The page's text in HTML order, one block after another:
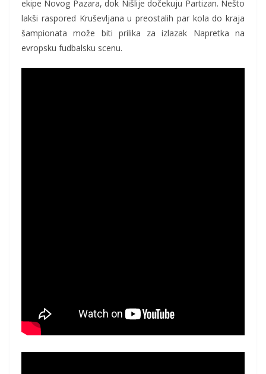
ekipe Novog Pazara, dok Nišlije dočekuju Partizan. Nešto
lakši raspored Kruševljana u preostalih par kola do kraja
šampionata može biti prilika za izlazak Napretka na
evropsku fudbalsku scenu.